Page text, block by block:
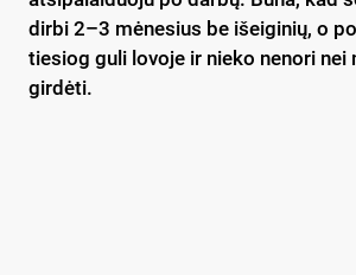
dirbi 2–3 mėnesius be išeiginių, o
tiesiog guli lovoje ir nieko nenori nei
girdėti.